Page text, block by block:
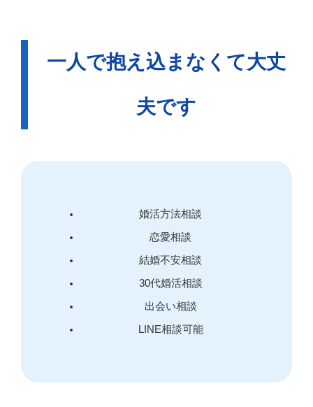
一人で抱え込まなくて大丈
夫です
婚活方法相談
恋愛相談
結婚不安相談
30代婚活相談
出会い相談
LINE相談可能